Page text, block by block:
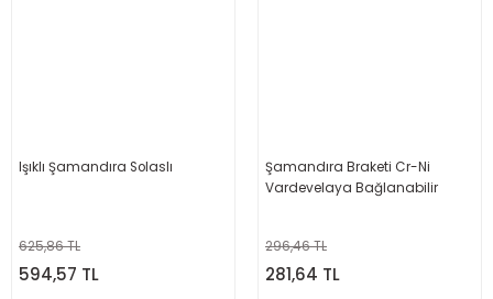
Işıklı Şamandıra Solaslı
625,86 TL
594,57 TL
Şamandıra Braketi Cr-Ni
Vardevelaya Bağlanabilir
296,46 TL
281,64 TL